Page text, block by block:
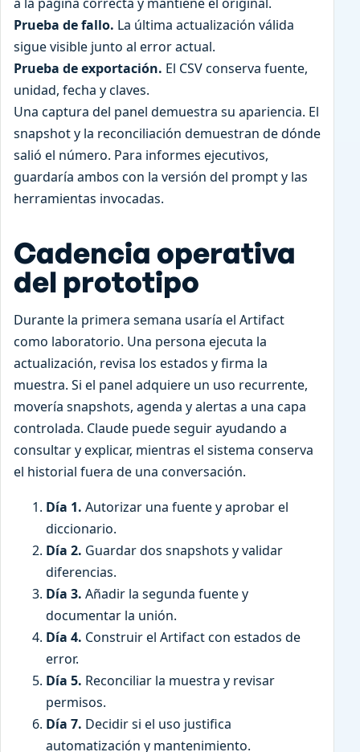
Prueba de fallo. La última actualización válida
sigue visible junto al error actual.
Prueba de exportación. El CSV conserva fuente,
unidad, fecha y claves.
Una captura del panel demuestra su apariencia. El
snapshot y la reconciliación demuestran de dónde
salió el número. Para informes ejecutivos,
guardaría ambos con la versión del prompt y las
herramientas invocadas.
Cadencia operativa
del prototipo
Durante la primera semana usaría el Artifact
como laboratorio. Una persona ejecuta la
actualización, revisa los estados y firma la
muestra. Si el panel adquiere un uso recurrente,
movería snapshots, agenda y alertas a una capa
controlada. Claude puede seguir ayudando a
consultar y explicar, mientras el sistema conserva
el historial fuera de una conversación.
Día 1. Autorizar una fuente y aprobar el
diccionario.
Día 2. Guardar dos snapshots y validar
diferencias.
Día 3. Añadir la segunda fuente y
documentar la unión.
Día 4. Construir el Artifact con estados de
error.
Día 5. Reconciliar la muestra y revisar
permisos.
Día 7. Decidir si el uso justifica
automatización y mantenimiento.